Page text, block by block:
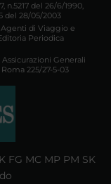
n.5217 del 26/6/1990,
del 28/05/2003
Agenti di Viaggio e
Periodica
Generali
225/27-5-03
FG MC MP PM SK